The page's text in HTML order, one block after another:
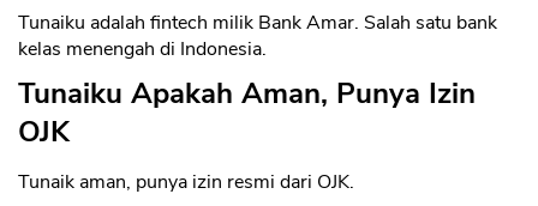
Tunaiku adalah fintech milik Bank Amar. Salah satu bank
kelas menengah di Indonesia.
Tunaiku Apakah Aman, Punya Izin
OJK
Tunaik aman, punya izin resmi dari OJK.